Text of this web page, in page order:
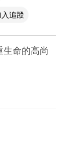
追蹤
命的高尚